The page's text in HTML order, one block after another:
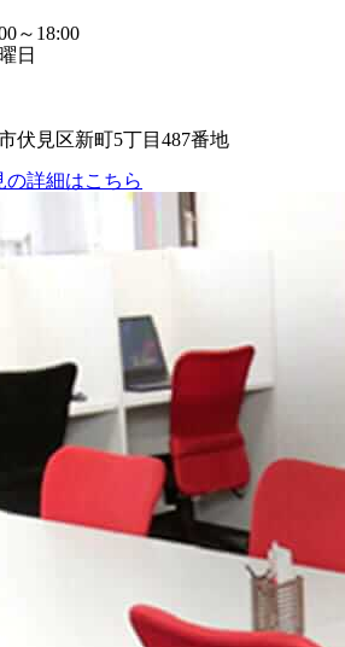
～18:00
日
伏見区新町5丁目487番地
の詳細はこちら